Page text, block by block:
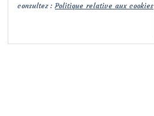
consultez :Politique relative aux cookies